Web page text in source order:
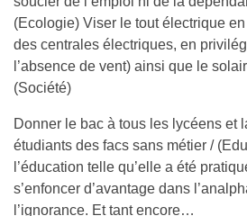
(Ecologie) Viser le tout électrique
des centrales électriques, en
l’absence de vent) ainsi que le
(Société)
Donner le bac à tous les lycéens et
étudiants des facs sans métier /
l’éducation telle qu’elle a été
s’enfoncer d’avantage dans
l’ignorance. Et tant encore…